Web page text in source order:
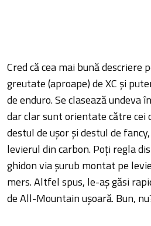
Cred că cea mai bună
greutate (aproape) de XC și
de enduro. Se clasează undeva
dar clar sunt orientate către cei
destul de ușor și destul de
levierul din carbon. Poți regla
ghidon via șurub montat pe
mers. Altfel spus, le-aș găsi
de All-Mountain ușoară. Bun,